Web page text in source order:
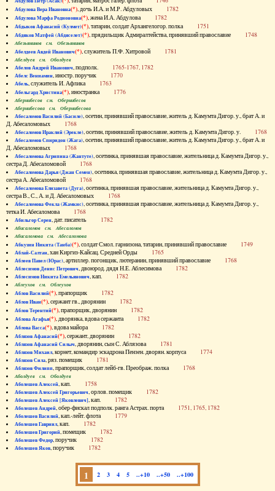
Абдулова Вера Ивановна(*), дочь И.А. и М.Р. Абдуловых 1782
Абдулова Марфа Родионовна(*), жена И.А. Абдулова 1782
Абдыков Афанасий (Кулмет)(*), татарин, солдат Архангелогор. полка 1751
Абдяков Матфей (Абдяселет)(*), прядильщик Адмиралтейства, принявший православие 1748
Абезьянинов см. Обезьянинов
Абелдеев Авдей Иванович(*), служитель П.Ф. Хитровой 1781
Абелдуев см. Оболдуев
Абелов Андрей Иванович, подполк. 1765-1767, 1782
Абелс Вениамин, иностр. поручик 1770
Абель, служитель И. Афлика 1763
Абельгард Христина(*), иностранка 1776
Абернибесов см. Обернибесов
Абернибесова см. Обернибесова
Абесаломов Василий (Басиле), осетин, принявший православие, житель д. Камумта Дигор. у., брат А. и
Д. Абесаломовых 1768
Абесаломов Ираклий (Эрекле), осетин, принявший православие, житель д. Камумта Дигор. у. 1768
Абесаломов Спиридон (Жага), осетин, принявший православие, житель д. Камумта Дигор. у., брат А. и
Д. Абесаломовых 1768
Абесаломова Агрипина (Жантуте), осетинка, принявшая православие, жительница д. Камумта Дигор. у.,
сестра Д. Абесаломовой 1768
Абесаломова Дарья (Джан Семен), осетинка, принявшая православие, жительница д. Камумта Дигор. у.,
сестра А. Абесаломовой 1768
Абесаломова Елизавета (Дуга), осетинка, принявшая православие, жительница д. Камумта Дигор. у.,
сестра В., С., А. и Д. Абесаломовых 1768
Абесаломова Фекла (Жамкис), осетинка, принявшая православие, жительница д. Камумта Дигор. у.,
тетка И. Абесаломова 1768
Абильгор Серен, дат. писатель 1782
Абисаломов см. Абесаломов
Абисаломова см. Абесаломова
Абкузин Никита (Танба)(*), солдат Смол. гарнизона, татарин, принявший православие 1749
Аблай-Салтан, хан Киргиз-Кайсац. Средней Орды 1765
Аблеев Павел (Юрас), артиллер. погонщик, лютеранин, принявший православие 1768
Аблесимов Денис Петрович, двоюрод. дядя Н.Е. Аблесимова 1782
Аблесимов Никита Емельянович, кап. 1782
Аблеухов см. Облеухов
Аблов Василий(*), прапорщик 1782
Аблов Иван(*), сержант гв., дворянин 1782
Аблов Терентий(*), прапорщик, дворянин 1782
Аблова Агафья(*), дворянка, вдова сержанта 1782
Аблова Васса(*), вдова майора 1782
Аблязов Афанасий(*), сержант, дворянин 1782
Аблязов Афанасий Силыч, дворянин, сын С. Аблязова 1781
Аблязов Михаил, корнет, командир эскадрона Пензен. дворян. корпуса 1774
Аблязов Сила, ряз. помещик 1781
Аблязов Филипп, прапорщик, солдат лейб-гв. Преображ. полка 1768
Аболдуев см. Оболдуев
Аболешев Алексей, кап. 1758
Аболешев Алексей Григорьевич, орлов. помещик 1782
Аболешев Алексей [Яковлевич], кап. 1782
Аболешев Андрей, обер-фискал подполк. ранга Астрах. порта 1751, 1765, 1782
Аболешев Василий, кап.-лейт. флота 1779
Аболешев Гавриил, кап. 1782
Аболешев Григорий, помещик 1782
Аболешев Федор, поручик 1782
Аболешев Яков, поручик 1782
1 2 3 4 5 ..+10 ..+50 ..+100